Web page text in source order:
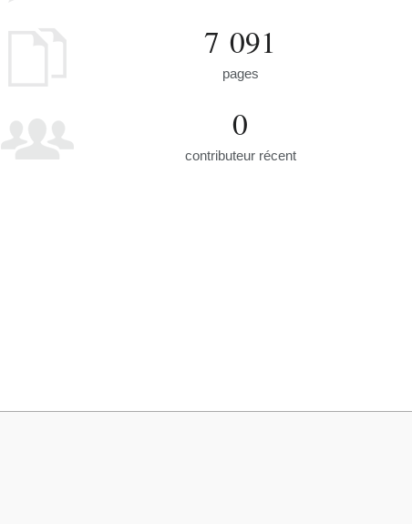
7 091
pages
0
contributeur récent